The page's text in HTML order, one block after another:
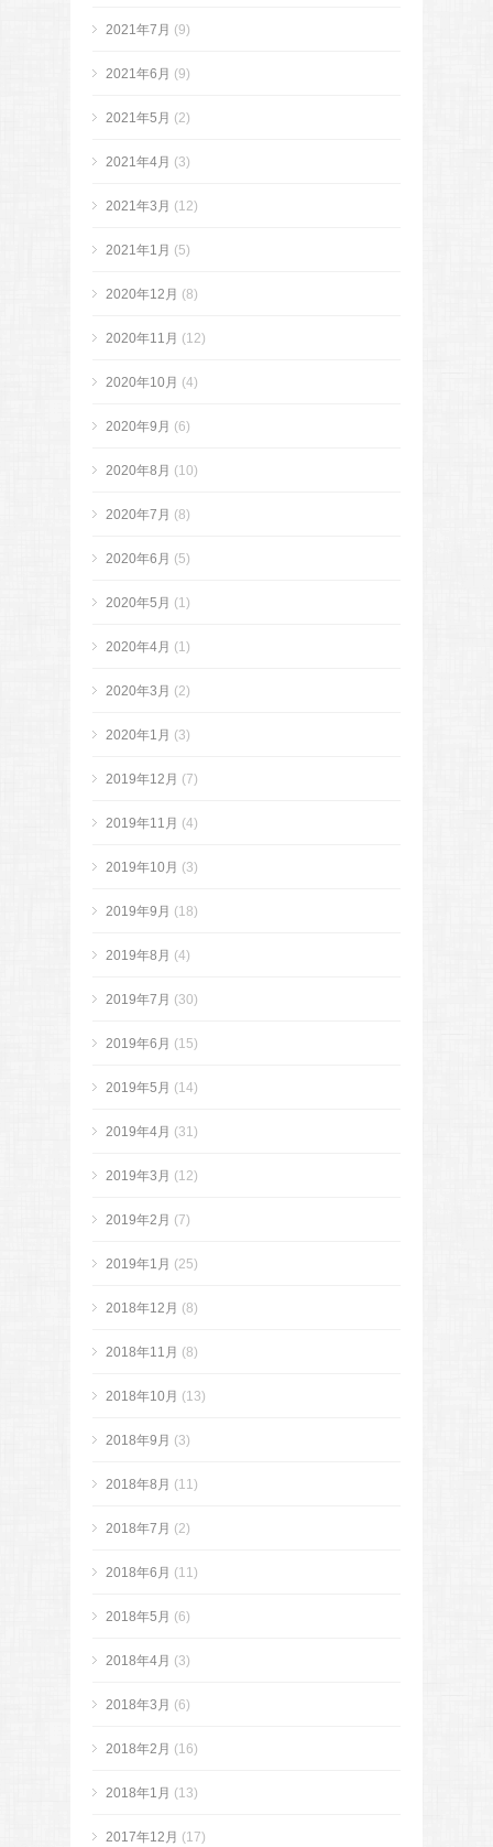
2021年7月 (9)
2021年6月 (9)
2021年5月 (2)
2021年4月 (3)
2021年3月 (12)
2021年1月 (5)
2020年12月 (8)
2020年11月 (12)
2020年10月 (4)
2020年9月 (6)
2020年8月 (10)
2020年7月 (8)
2020年6月 (5)
2020年5月 (1)
2020年4月 (1)
2020年3月 (2)
2020年1月 (3)
2019年12月 (7)
2019年11月 (4)
2019年10月 (3)
2019年9月 (18)
2019年8月 (4)
2019年7月 (30)
2019年6月 (15)
2019年5月 (14)
2019年4月 (31)
2019年3月 (12)
2019年2月 (7)
2019年1月 (25)
2018年12月 (8)
2018年11月 (8)
2018年10月 (13)
2018年9月 (3)
2018年8月 (11)
2018年7月 (2)
2018年6月 (11)
2018年5月 (6)
2018年4月 (3)
2018年3月 (6)
2018年2月 (16)
2018年1月 (13)
2017年12月 (17)